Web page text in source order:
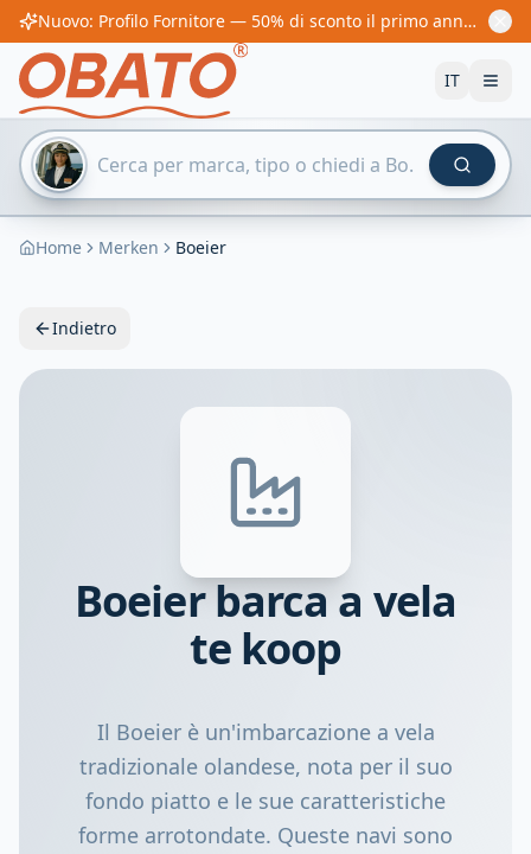
Nuovo: Profilo Fornitore — 50% di sconto il primo anno! Da 60€/anno
IT
Home Merken Boeier
Indietro
Boeier barca a vela
te koop
Il Boeier è un'imbarcazione a vela
tradizionale olandese, nota per il suo
fondo piatto e le sue caratteristiche
forme arrotondate. Queste navi sono